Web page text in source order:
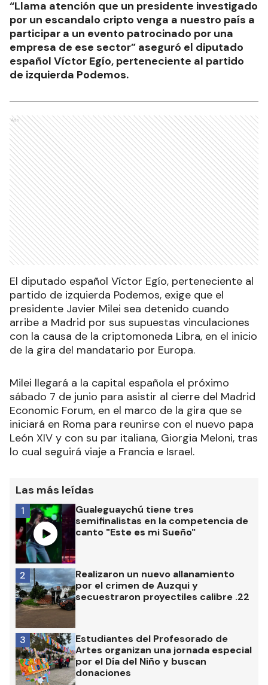
“Llama atención que un presidente investigado
por un escandalo cripto venga a nuestro país a
participar a un evento patrocinado por una
empresa de ese sector” aseguró el diputado
español Víctor Egío, perteneciente al partido
de izquierda Podemos.
Ads
El diputado español Víctor Egío, perteneciente al
partido de izquierda Podemos, exige que el
presidente Javier Milei sea detenido cuando
arribe a Madrid por sus supuestas vinculaciones
con la causa de la criptomoneda Libra, en el inicio
de la gira del mandatario por Europa.
Milei llegará a la capital española el próximo
sábado 7 de junio para asistir al cierre del Madrid
Economic Forum, en el marco de la gira que se
iniciará en Roma para reunirse con el nuevo papa
León XIV y con su par italiana, Giorgia Meloni, tras
lo cual seguirá viaje a Francia e Israel.
Las más leídas
Gualeguaychú tiene tres
semifinalistas en la competencia de
canto "Este es mi Sueño"
1
Realizaron un nuevo allanamiento
por el crimen de Auzqui y
secuestraron proyectiles calibre .22
2
Estudiantes del Profesorado de
Artes organizan una jornada especial
por el Día del Niño y buscan
donaciones
3